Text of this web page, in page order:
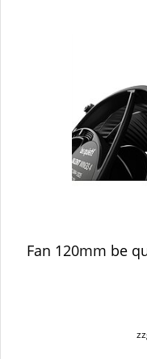
Fan 120mm be